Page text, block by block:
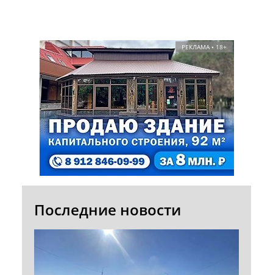
РЕКЛАМА • 18+
Последние новости